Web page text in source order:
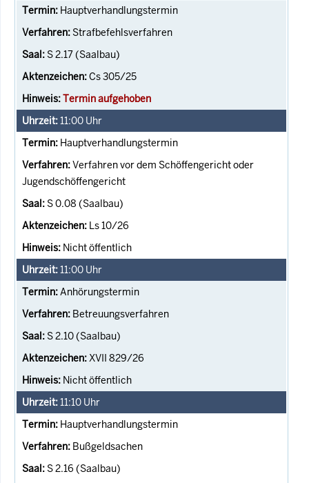
Hauptverhandlungstermin
Strafbefehlsverfahren
S 2.17 (Saalbau)
Cs 305/25
Termin aufgehoben
11:00 Uhr
Hauptverhandlungstermin
Verfahren vor dem Schöffengericht oder
Jugendschöffengericht
S 0.08 (Saalbau)
Ls 10/26
Nicht öffentlich
11:00 Uhr
Anhörungstermin
Betreuungsverfahren
S 2.10 (Saalbau)
XVII 829/26
Nicht öffentlich
11:10 Uhr
Hauptverhandlungstermin
Bußgeldsachen
S 2.16 (Saalbau)